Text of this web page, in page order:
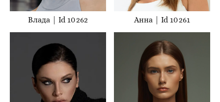
Влада | Id 10 262 Анна | Id 10 261